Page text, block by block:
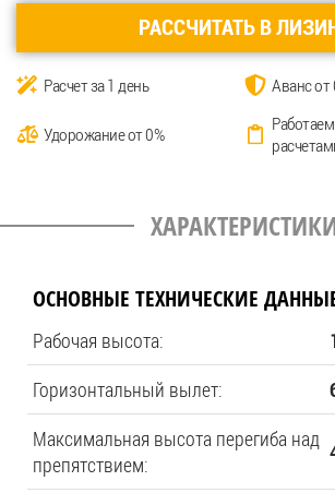
РАССЧИТАТЬ В
Расчет за 1 день Аванс от
Удорожание от 0%
ОСНОВНЫЕ ТЕХНИЧЕСКИЕ
Рабочая высота:
Горизонтальный вылет:
Максимальная высота перегиба над
препятствием: